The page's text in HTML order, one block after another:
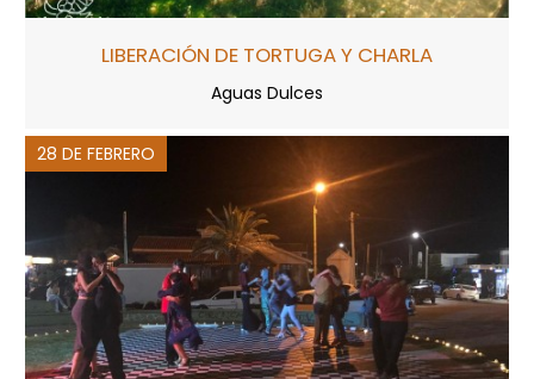
LIBERACIÓN DE TORTUGA Y CHARLA
Aguas Dulces
28 DE FEBRERO